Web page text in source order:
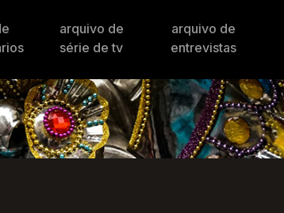
arquivo de
série de tv
arquivo de
entrevistas